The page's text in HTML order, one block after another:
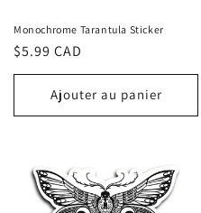
Monochrome Tarantula Sticker
Prix
habituel
$5.99 CAD
Ajouter au panier